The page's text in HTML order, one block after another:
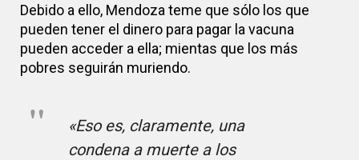
Debido a ello, Mendoza teme que sólo los que
pueden tener el dinero para pagar la vacuna
pueden acceder a ella; mientas que los más
pobres seguirán muriendo.
«Eso es, claramente, una
condena a muerte a los